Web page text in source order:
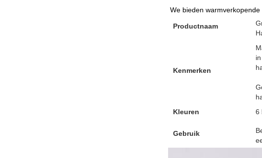
We bieden
Productnaam
Kenmerken
Kleuren
6
Gebruik